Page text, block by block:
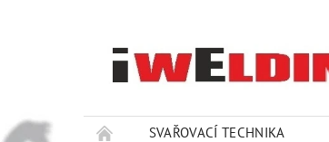
SVAŘOVACÍ TECHNIKA